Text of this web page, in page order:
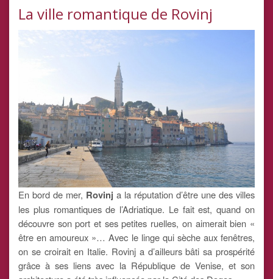
La ville romantique de Rovinj
En bord de mer, Rovinj a la réputation d’être une des villes
les plus romantiques de l’Adriatique. Le fait est, quand on
découvre son port et ses petites ruelles, on aimerait bien «
être en amoureux »… Avec le linge qui sèche aux fenêtres,
on se croirait en Italie. Rovinj a d’ailleurs bâti sa prospérité
grâce à ses liens avec la République de Venise, et son